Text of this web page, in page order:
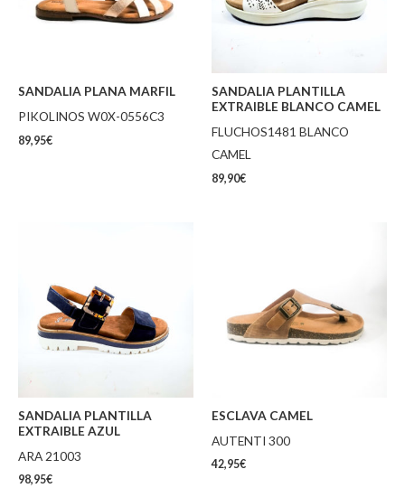
SANDALIA PLANA MARFIL
PIKOLINOS W0X-0556C3
89,95€
SANDALIA PLANTILLA
EXTRAIBLE BLANCO CAMEL
FLUCHOS1481 BLANCO
CAMEL
89,90€
SANDALIA PLANTILLA
EXTRAIBLE AZUL
ARA 21003
98,95€
ESCLAVA CAMEL
AUTENTI 300
42,95€